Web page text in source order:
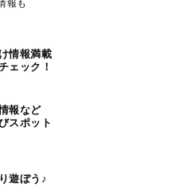
報も
情報満載
ェック！
報など
スポット
遊ぼう♪